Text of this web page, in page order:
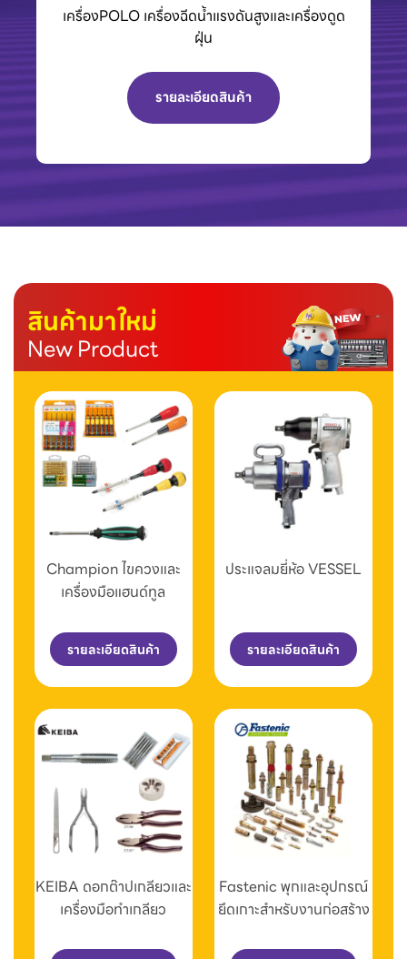
Eurovent พัดลมอุตสาหกรรมและพัดลมระบาย
อากาศพร้อมบานเกล็ด
รายละเอียดสินค้า
สินค้ามาใหม่
New Product
Champion ไขควงและ
เครื่องมือแฮนด์ทูล
รายละเอียดสินค้า
ประแจลมยี่ห้อ VESSEL
รายละเอียดสินค้า
KEIBA ดอกต๊าปเกลียวและ
เครื่องมือทำเกลียว
Fastenic พุกและอุปกรณ์
ยึดเกาะสำหรับงานก่อสร้าง